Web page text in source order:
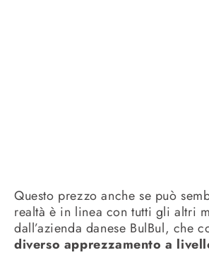
Questo prezzo anche se può
realtà è in linea con tutti gli altri
dall’azienda danese BulBul, che
diverso apprezzamento a